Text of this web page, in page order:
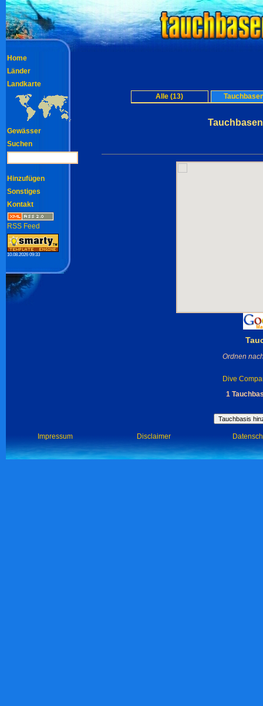
Alle (13)
Ordnen
Dive
1
Home
Länder
Landkarte
Gewässer
Suchen
Hinzufügen
Sonstiges
Kontakt
RSS Feed
10.08.2026 09:33
Impressum Disclaimer